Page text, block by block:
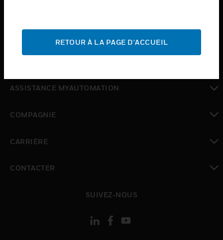
toggle view
toggle view
toggle view
ASSISTANCE MYAUTOMATION
COMPAGNIE
CARRIÈRE
CONTACTER
SUIVEZ-NOUS
RETOUR À LA PAGE D'ACCUEIL